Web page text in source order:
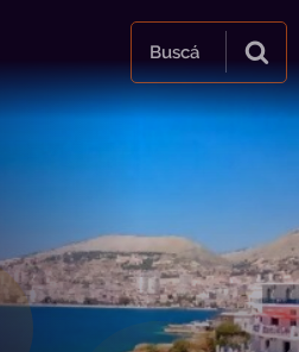
Buscá